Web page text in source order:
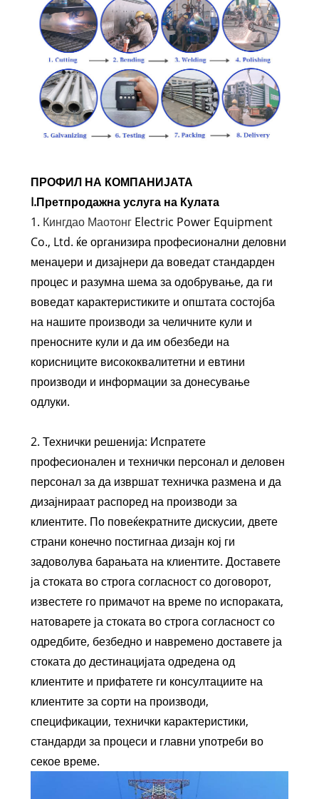
ПРОФИЛ НА КОМПАНИЈАТА
I.Претпродажна услуга на Кулата
1. Кингдао МаотонгElectric Power Equipment
Co., Ltd. ќе организира професионални деловни
менаџери и дизајнери да воведат стандарден
процес и разумна шема за одобрување, да ги
воведат карактеристиките и општата состојба
на нашите производи за челичните кули и
преносните кули и да им обезбеди на
корисниците висококвалитетни и евтини
производи и информации за донесување
одлуки.
2. Технички решенија: Испратете
професионален и технички персонал и деловен
персонал за да извршат техничка размена и да
дизајнираат распоред на производи за
клиентите. По повеќекратните дискусии, двете
страни конечно постигнаа дизајн кој ги
задоволува барањата на клиентите. Доставете
ја стоката во строга согласност со договорот,
известете го примачот на време по испораката,
натоварете ја стоката во строга согласност со
одредбите, безбедно и навремено доставете ја
стоката до дестинацијата одредена од
клиентите и прифатете ги консултациите на
клиентите за сорти на производи,
спецификации, технички карактеристики,
стандарди за процеси и главни употреби во
секое време.